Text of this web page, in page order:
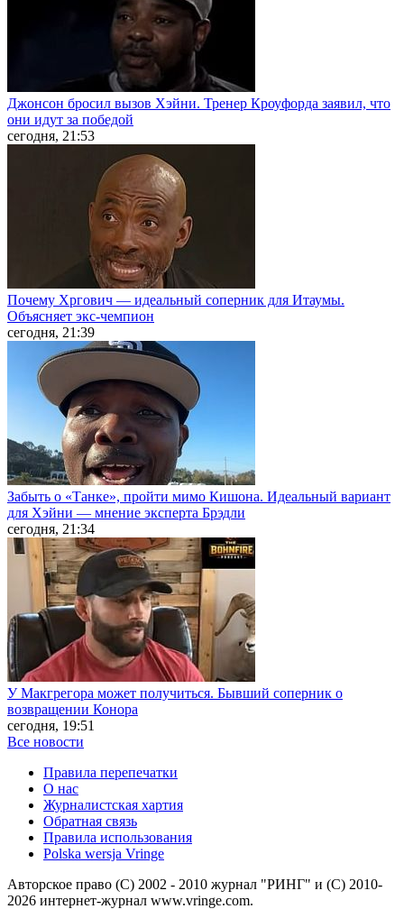
Джонсон бросил вызов Хэйни. Тренер Кроуфорда заявил, что
они идут за победой
сегодня, 21:53
Почему Хргович — идеальный соперник для Итаумы.
Объясняет экс-чемпион
сегодня, 21:39
Забыть о «Танке», пройти мимо Кишона. Идеальный вариант
для Хэйни — мнение эксперта Брэдли
сегодня, 21:34
У Макгрегора может получиться. Бывший соперник о
возвращении Конора
сегодня, 19:51
Все новости
Правила перепечатки
О нас
Журналистская хартия
Обратная связь
Правила использования
Polska wersja Vringe
Авторское право (С) 2002 - 2010 журнал "РИНГ" и (С) 2010-
2026 интернет-журнал www.vringe.com.